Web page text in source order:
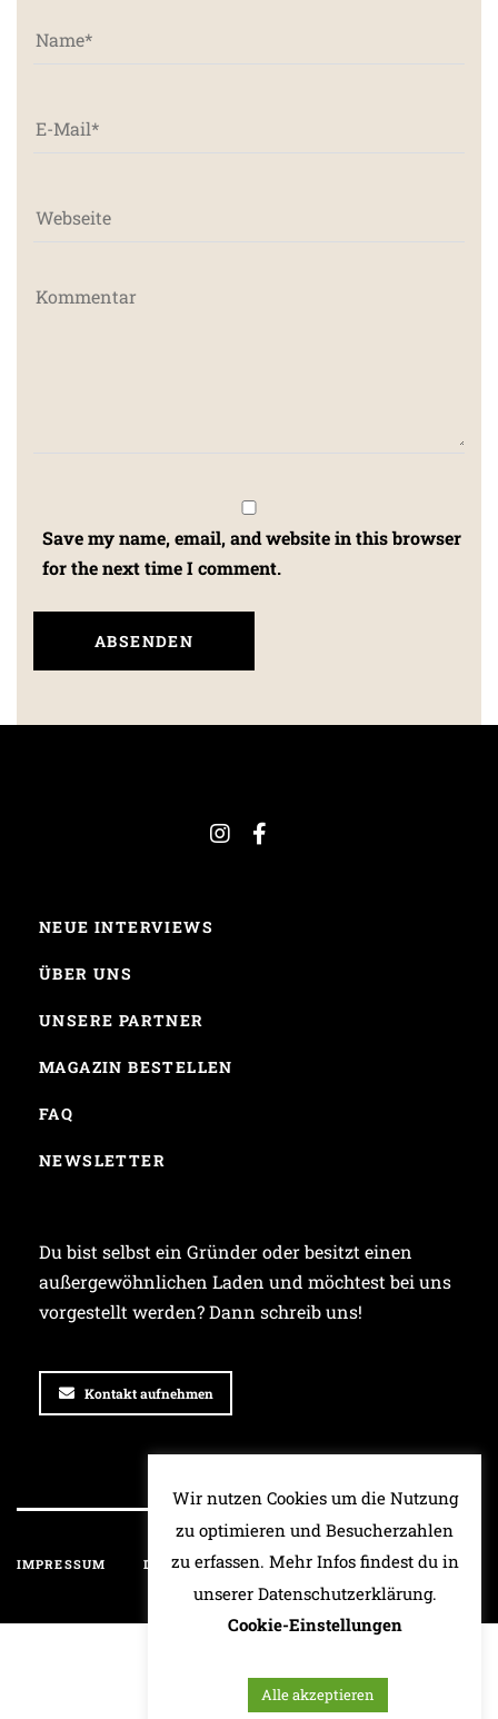
Save my name, email, and website in this browser
for the next time I comment.
NEUE INTERVIEWS
ÜBER UNS
UNSERE PARTNER
MAGAZIN BESTELLEN
FAQ
NEWSLETTER
Du bist selbst ein Gründer oder besitzt einen
außergewöhnlichen Laden und möchtest bei uns
vorgestellt werden? Dann schreib uns!
Kontakt aufnehmen
IMPRESSUM DATENSCHUTZ HAFTUNGSAUSSCHLUSS
Wir nutzen Cookies um die Nutzung
zu optimieren und Besucherzahlen
zu erfassen. Mehr Infos findest du in
unserer Datenschutzerklärung.
Cookie-Einstellungen
Alle akzeptieren